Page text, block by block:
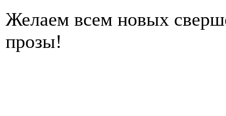
Желаем всем новых
прозы!